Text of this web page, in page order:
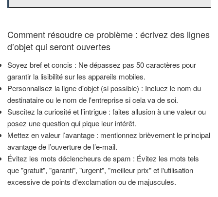
Comment résoudre ce problème : écrivez des lignes
d’objet qui seront ouvertes
Soyez bref et concis : Ne dépassez pas 50 caractères pour
garantir la lisibilité sur les appareils mobiles.
Personnalisez la ligne d'objet (si possible) : Incluez le nom du
destinataire ou le nom de l'entreprise si cela va de soi.
Suscitez la curiosité et l’intrigue : faites allusion à une valeur ou
posez une question qui pique leur intérêt.
Mettez en valeur l’avantage : mentionnez brièvement le principal
avantage de l’ouverture de l’e-mail.
Évitez les mots déclencheurs de spam : Évitez les mots tels
que "gratuit", "garanti", "urgent", "meilleur prix" et l'utilisation
excessive de points d'exclamation ou de majuscules.